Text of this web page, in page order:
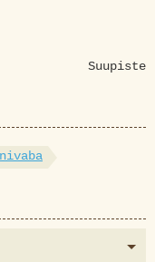
Suupiste